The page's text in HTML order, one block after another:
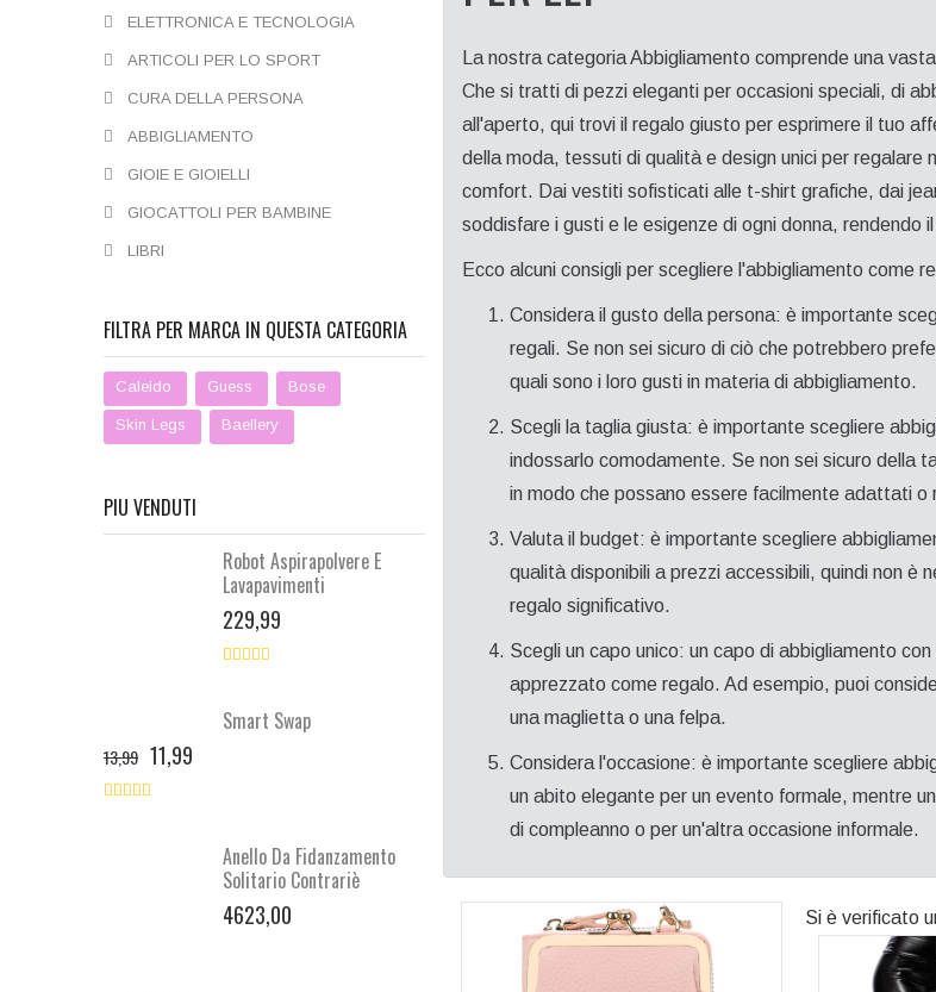
ELETTRONICA E TECNOLOGIA
ARTICOLI PER LO SPORT
CURA DELLA PERSONA
ABBIGLIAMENTO
GIOIE E GIOIELLI
GIOCATTOLI PER BAMBINE
LIBRI
FILTRA PER MARCA IN QUESTA CATEGORIA
Caleido Guess Bose
Skin Legs Baellery
PIU VENDUTI
Robot Aspirapolvere E
Lavapavimenti
229,99
Smart Swap
13,99 11,99
Anello Da Fidanzamento
Solitario Contrariè
4623,00
La nostra categoria Abbigliamento comprende una
Che si tratti di pezzi eleganti per occasioni speciali, di
all'aperto, qui trovi il regalo giusto per esprimere il tuo
della moda, tessuti di qualità e design unici per regalare
comfort. Dai vestiti sofisticati alle t-shirt grafiche, dai
soddisfare i gusti e le esigenze di ogni donna, rendendo
Ecco alcuni consigli per scegliere l'abbigliamento come
Considera il gusto della persona: è importante
regali. Se non sei sicuro di ciò che potrebbero
quali sono i loro gusti in materia di abbigliamento.
Scegli la taglia giusta: è importante scegliere
indossarlo comodamente. Se non sei sicuro della
in modo che possano essere facilmente adattati o
Valuta il budget: è importante scegliere
qualità disponibili a prezzi accessibili, quindi non è
regalo significativo.
Scegli un capo unico: un capo di abbigliamento
apprezzato come regalo. Ad esempio, puoi
una maglietta o una felpa.
Considera l'occasione: è importante scegliere
un abito elegante per un evento formale, mentre
di compleanno o per un'altra occasione informale.
Si è verificato